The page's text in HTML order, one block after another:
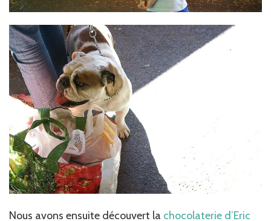
Nous avons ensuite découvert la chocolaterie d’Eric